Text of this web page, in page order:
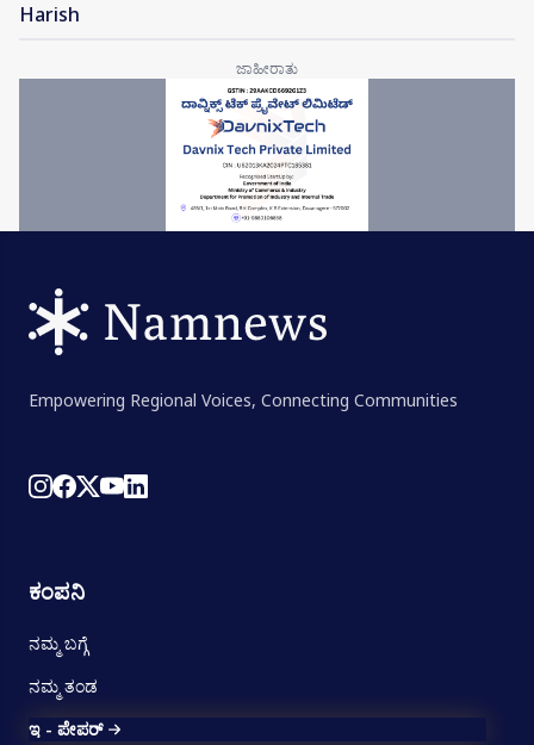
Harish
Empowering Regional Voices, Connecting Communities
ಕಂಪನಿ
ನಮ್ಮ ಬಗ್ಗೆ
ನಮ್ಮ ತಂಡ
ಇ - ಪೇಪರ್